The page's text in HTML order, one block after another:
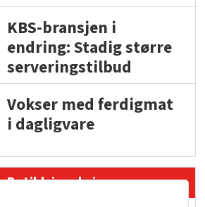
KBS-bransjen i
endring: Stadig større
serveringstilbud
Vokser med ferdigmat
i dagligvare
Butikk i praksis